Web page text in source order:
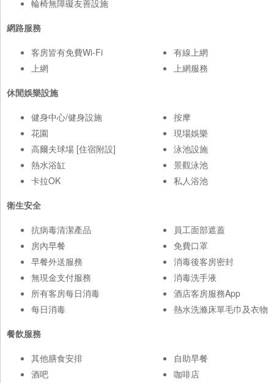
輪椅無障礙友善設施
網路服務
客房皆有免費Wi-Fi
上網
有線上網
上網服務
休閒娛樂設施
健身中心/健身設施
花園
高爾夫球場 [住宿附設]
熱水浴缸
卡拉OK
按摩
現場娛樂
泳池設施
景觀泳池
私人浴池
衛生安全
抗病毒清潔產品
房內早餐
早餐外送服務
無現金支付服務
所有客房每日消毒
每日消毒
員工面部遮蓋
免費口罩
消毒後客房密封
消毒洗手液
酒店客房服務App
熱水洗滌床單毛巾及衣物
餐飲服務
其他膳食安排
酒吧
自助早餐
咖啡店